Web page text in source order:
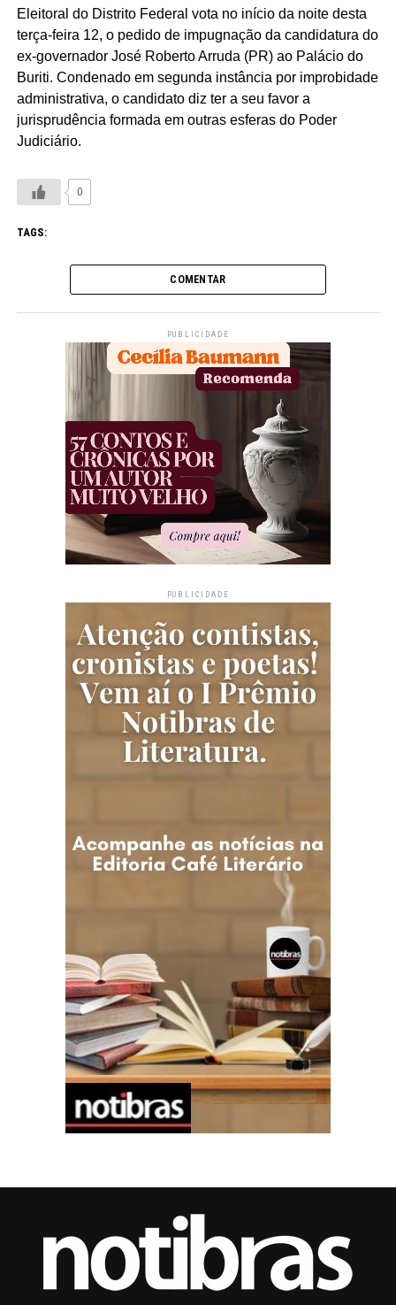
Eleitoral do Distrito Federal vota no início da noite desta
terça-feira 12, o pedido de impugnação da candidatura do
ex-governador José Roberto Arruda (PR) ao Palácio do
Buriti. Condenado em segunda instância por improbidade
administrativa, o candidato diz ter a seu favor a
jurisprudência formada em outras esferas do Poder
Judiciário.
0
TAGS:
COMENTAR
PUBLICIDADE
PUBLICIDADE